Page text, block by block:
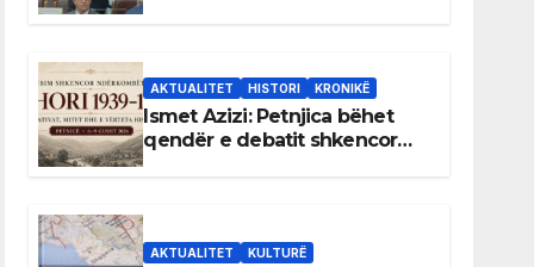
AKTUALITET HISTORI KRONIKË
Ismet Azizi: Petnjica bëhet
qendër e debatit shkencor
AKTUALITET KULTURË